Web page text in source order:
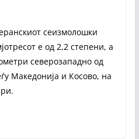
сеизмолошки
е од 2,2 степени, а
северозападно од
Македонија и Косово, на